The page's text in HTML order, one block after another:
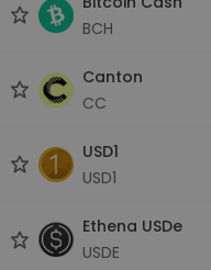
BCH
Canton
CC
USD1
USD1
Ethena USDe
USDE